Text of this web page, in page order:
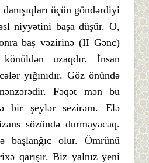
üçün göndərdiyi
niyyətini başa düşür. O,
baş vəzirinə (II Gənc)
uzaqdır. İnsan
yığınıdır. Göz önündə
Fəqət mən bu
bir şeylər sezirəm. Elə
sözündə durmayacaq.
olur. Ömrünü
qarışır. Biz yalnız yeni